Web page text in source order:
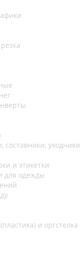
составники, уходники
и этикетки
для одежды
и оргстелка